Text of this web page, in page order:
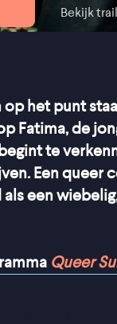
Bekijk
het punt
Fatima, de
te
Een queer
een
Queer